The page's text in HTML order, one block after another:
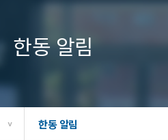
한동 알림
> 한동 알림